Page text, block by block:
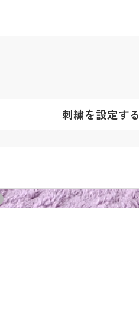
刺繍を設定する